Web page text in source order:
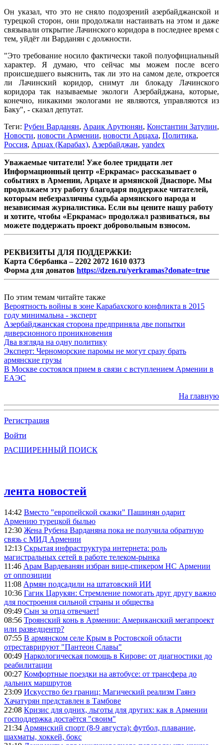
Он указал, что это не сняло подозрений азербайджанской и
турецкой сторон, они продолжали настаивать на этом и даже
связывали открытие Лачинского коридора в последнее время с
тем, уйдёт ли Варданян с должности.
"Это требование носило фактически такой полуофициальный
характер. Я думаю, что сейчас мы можем после всего
происшедшего выяснить, так ли это на самом деле, откроется
ли Лачинский коридор, снимут ли блокаду Лачинского
коридора так называемые экологи Азербайджана, которые,
конечно, никакими экологами не являются, управляются из
Баку", - сказал депутат.
Теги: Рубен Варданян, Араик Арутюнян, Константин Затулин,
Новости, новости Армении, новости Арцаха, Политика,
Россия, Арцах (Карабах), Азербайджан, yandex
Уважаемые читатели! Уже более тридцати лет
Информационный центр «Еркрамас» рассказывает о
событиях в Армении, Арцахе и армянской Диаспоре. Мы
продолжаем эту работу благодаря поддержке читателей,
которым небезразличны судьба армянского народа и
независимая журналистика. Если вы цените нашу работу
и хотите, чтобы «Еркрамас» продолжал развиваться, вы
можете поддержать проект добровольным взносом.
РЕКВИЗИТЫ ДЛЯ ПОДДЕРЖКИ:
Карта Сбербанка – 2202 2072 1610 0373
Форма для донатов https://dzen.ru/yerkramas?donate=true
По этим темам читайте также
Вероятность войны в зоне Карабахского конфликта в 2015
году минимальна - эксперт
Азербайджанская сторона предприняла две попытки
диверсионного проникновения
Два взгляда на одну политику
Эксперт: Черноморские паромы не могут сразу брать
армянские грузы
В Москве состоялся прием в связи с вступлением Армении в
ЕАЭС
На главную
Регистрация
Войти
РАСШИРЕННЫЙ ПОИСК
лента новостей
14:42 Вместо "европейской сказки" Пашинян одарит
Армению турецкой былью
12:30 Жена Рубена Варданяна пока не получила обратную
связь с МИД Армении
12:13 Скрытая инфраструктура интернета: роль
магистральных сетей в работе телеком-рынка
11:46 Арам Вардеванян избран вице-спикером НС Армении
от оппозиции
11:08 Армян подсадили на штатовский ИИ
10:36 Гагик Царукян: Стремление помогать друг другу важно
для построения сильной страны и общества
09:49 Сын за отца отвечает!
08:56 Троянский конь в Армении: Американский мегапроект
или разведцентр?
07:55 В армянском селе Крым в Ростовской области
отреставрируют "Пантеон Славы"
00:49 Наркологическая помощь в Кирове: от диагностики до
реабилитации
00:27 Комфортные поездки на автобусе: от трансфера до
дальних маршрутов
23:09 Искусство без границ: Магический реализм Гаянэ
Хачатурян представлен в Тамбове
22:08 Кризис для одних, льготы для других: как в Армении
господдержка достаётся "своим"
21:34 Армянский спорт (8-9 августа): футбол, плавание,
шахматы, хоккей, бокс